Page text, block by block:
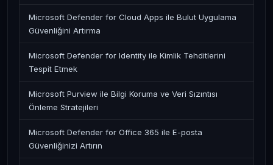
Microsoft Defender for Cloud Apps ile Bulut Uygulama
Güvenliğini Artırma
Microsoft Defender for Identity ile Kimlik Tehditlerini
Tespit Etmek
Microsoft Purview ile Bilgi Koruma ve Veri Sızıntısı
Önleme Stratejileri
Microsoft Defender for Office 365 ile E-posta
Güvenliğinizi Artırın